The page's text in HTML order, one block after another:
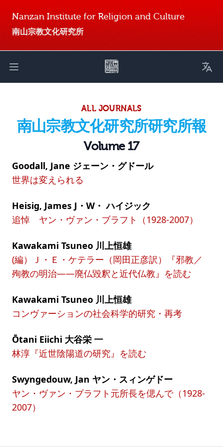
Nanzan Institute for Religion and Culture
南山宗教文化研究所
Open main menu
ALL JOURNALS
南山宗教文化研究所研究所報
Volume 17
Goodall, Jane ジェーン・グドール
世界は変えられる
Heisig, James J・W・ ハイジック
追悼 ヤン・ヴァン・ブラフト（1928-2007）
Kawakami Tsuneo 川上恒雄
(編）Ｊ・Ｅ・ケテラー（岡田正彦訳）『邪教／
殉教の明治——廃仏毀釈と近代仏教』を読む
Kawakami Tsuneo 川上恒雄
コンヴァーションの社会科学的研究・再考
Ōtani Eiichi 大谷栄 一
林淳『近世陰陽道の研究』を読む
Swyngedouw, Jan ヤン・スィンゲドー
ヤン・ヴァン・ブラフト元所長を偲んで（1928-
2007）